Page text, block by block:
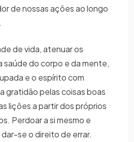
de nossas ações ao longo
de vida, atenuar os
saúde do corpo e da mente,
e o espírito com
gratidão pelas coisas boas
lições a partir dos próprios
Perdoar a si mesmo e
se o direito de errar.